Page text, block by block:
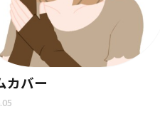
カバー